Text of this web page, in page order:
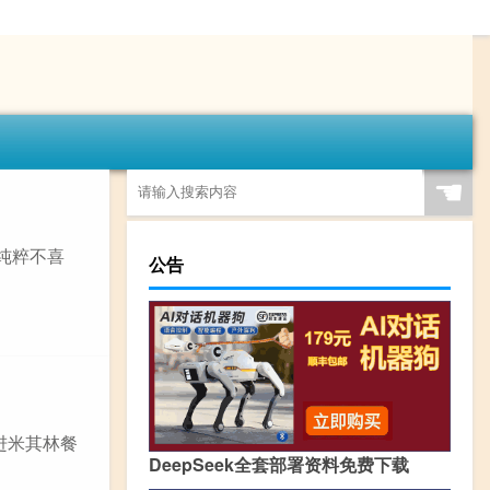
粹不喜
米其林餐
☚
公告
DeepSeek全套部署资料免费下载